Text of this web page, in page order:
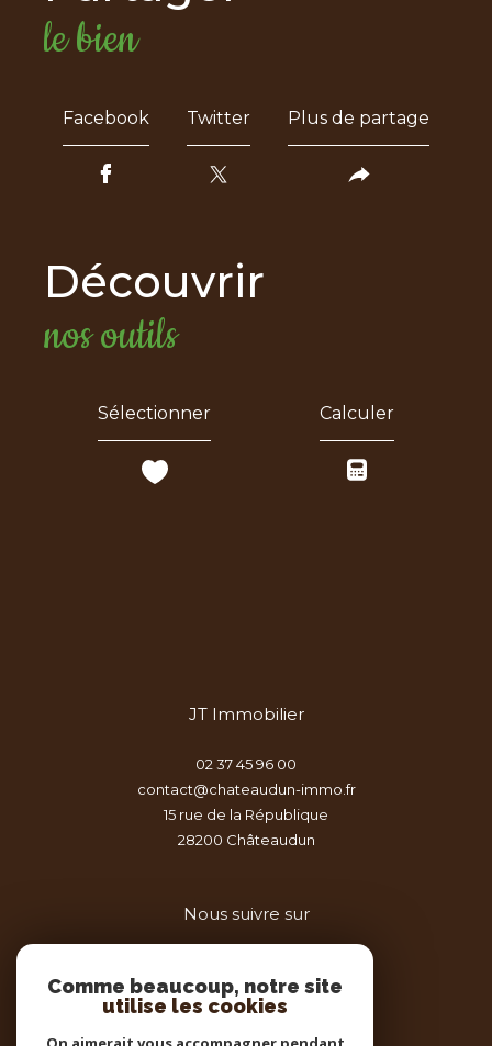
le bien
Facebook Twitter Plus de partage
découvrir
nos outils
Sélectionner Calculer
JT Immobilier
02 37 45 96 00
contact@chateaudun-immo.fr
15 rue de la République
28200
châteaudun
Nous suivre sur
Comme beaucoup, notre site
utilise les cookies